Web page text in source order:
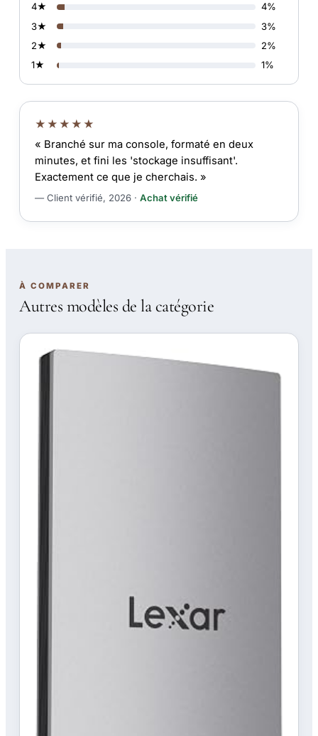
4★
4%
3★
3%
2★
2%
1★
1%
★★★★★
« Branché sur ma console, formaté en deux
minutes, et fini les 'stockage insuffisant'.
Exactement ce que je cherchais. »
— Client vérifié, 2026 · Achat vérifié
À COMPARER
Autres modèles de la catégorie